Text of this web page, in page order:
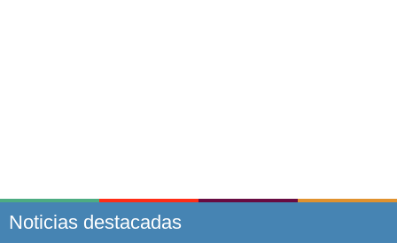
Noticias destacadas